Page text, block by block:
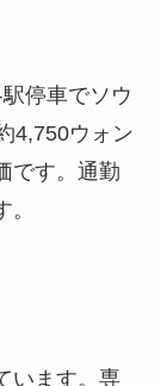
停車でソウ
4,750ウォン
です。通勤
います。専